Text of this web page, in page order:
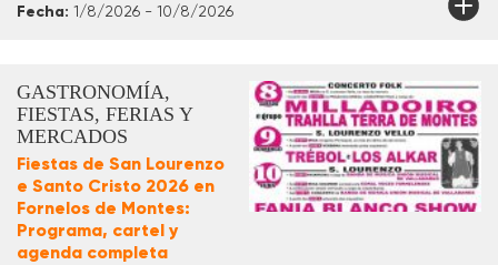
Fecha: 1/8/2026 - 10/8/2026
GASTRONOMÍA,
FIESTAS, FERIAS Y
MERCADOS
Fiestas de San Lourenzo
e Santo Cristo 2026 en
Fornelos de Montes:
Programa, cartel y
agenda completa